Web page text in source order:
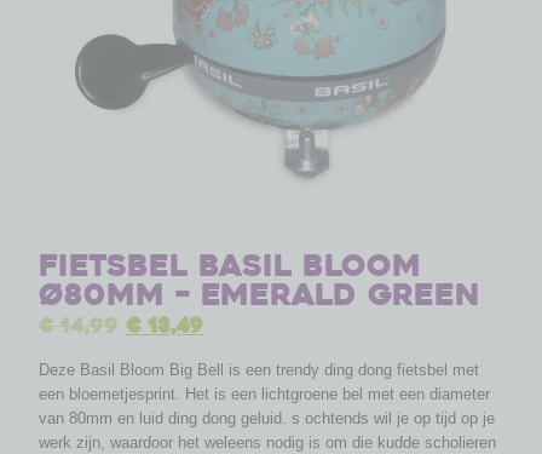
Fietsbel Basil Bloom
ø80mm – emerald green
€14,99 €13,49
Deze Basil Bloom Big Bell is een trendy ding dong fietsbel met
een bloemetjesprint. Het is een lichtgroene bel met een diameter
van 80mm en luid ding dong geluid. s ochtends wil je op tijd op je
werk zijn, waardoor het weleens nodig is om die kudde scholieren